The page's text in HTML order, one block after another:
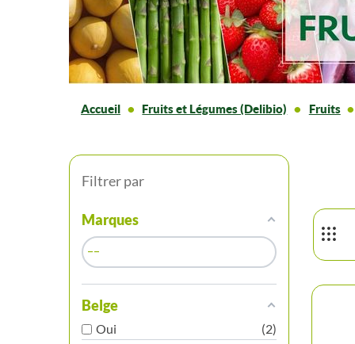
Accueil Fruits et Légumes (Delibio) Fruits
Filtrer par
Marques
Belge
Oui 2